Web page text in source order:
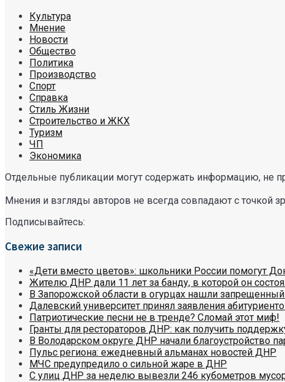
Культура
Мнение
Новости
Общество
Политика
Производство
Спорт
Справка
Стиль Жизни
Строительство и ЖКХ
Туризм
ЧП
Экономика
Отдельные публикации могут содержать информацию, не
Мнения и взгляды авторов не всегда совпадают с точкой
Подписывайтесь:
Свежие записи
«Дети вместо цветов»: школьники России помогут
Жителю ДНР дали 11 лет за банду, в которой он
В Запорожской области в огурцах нашли
Далевский университет принял заявления
Патриотические песни не в тренде? Сломай этот миф!
Гранты для рестораторов ДНР: как получить
В Володарском округе ДНР начали благоустройство
Пульс региона: ежедневный альманах новостей ДНР
МЧС предупредило о сильной жаре в ДНР
С улиц ДНР за неделю вывезли 246 кубометров